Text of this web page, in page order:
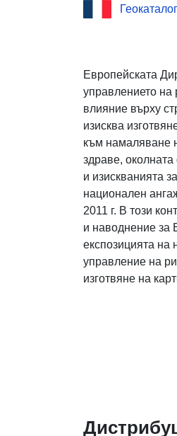
Европейската
управлението на
влияние върху
изисква
към намаляване
здраве,
и изискванията
национален
2011 г. В този
и наводнение за
експозицията на
управление на
изготвяне на